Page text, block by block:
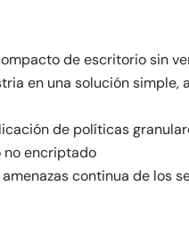
de escritorio sin
en una solución
de políticas
no encriptado
continua de los